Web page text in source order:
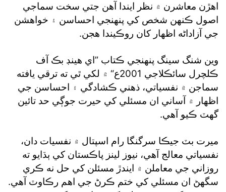
اهڙن معاشرن ۾ نظر ايندا آهن جتي سخت سماجي
اصول ڪنهن شخص کي پنهنجي احساسن ۽ خواهشن
جي آزاداڻه اظهار کان روڪيندا هجن.
وين شنگ سينگ پنهنجي ڪتاب ”اي هينڊ بڪ آف
ڪلچرل سائڪلاجي 2001ع“ ۾ لکي ٿي ته ترقي يافته
سماجن ۾ نفسياتي، ذهني ڪشادگي ۽ احساسن جي
اظهار ۾ آساني ان مسئلي کي حيرت جوڳي حد تائين
گهٽ ڪيو آهي.
ميرت بٽ جيڪا سرگنگا رام اسپتال ۾ نفسيات دان،
نفسياتي معالج آهي، نيوز لينز پاڪستان کي ٻڌايو ته
روزاني جي معاملن ۾ ايندڙ مسئلن کي حل نه ڪري
سگهڻ ان مسئلي کي ختم ڪرڻ جي اهم رڪاوٽ آهي.